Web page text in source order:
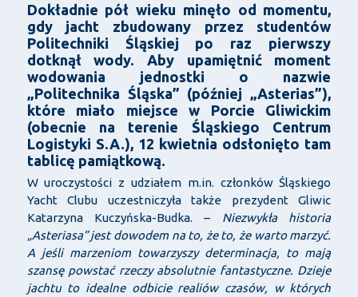
Dokładnie pół wieku minęło od momentu,
gdy jacht zbudowany przez studentów
Politechniki Śląskiej po raz pierwszy
dotknął wody. Aby upamiętnić moment
wodowania jednostki o nazwie
„Politechnika Śląska” (później „Asterias”),
które miało miejsce w Porcie Gliwickim
(obecnie na terenie Śląskiego Centrum
Logistyki S.A.), 12 kwietnia odsłonięto tam
tablicę pamiątkową.
W uroczystości z udziałem m.in. członków Śląskiego
Yacht Clubu uczestniczyła także prezydent Gliwic
Katarzyna Kuczyńska-Budka. – Niezwykła historia
„Asteriasa” jest dowodem na to, że to, że warto marzyć.
A jeśli marzeniom towarzyszy determinacja, to mają
szansę powstać rzeczy absolutnie fantastyczne. Dzieje
jachtu to idealne odbicie realiów czasów, w których